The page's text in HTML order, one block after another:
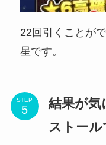
22回引くことが
星です。
STEP
結果が気
ストー